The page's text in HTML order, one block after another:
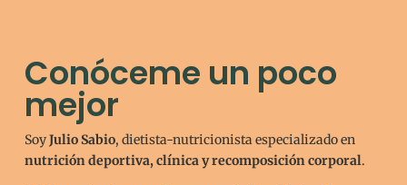
Conóceme un poco
mejor
SoyJulio Sabio, dietista-nutricionista especializado en
nutrición deportiva, clínica y recomposición corporal.